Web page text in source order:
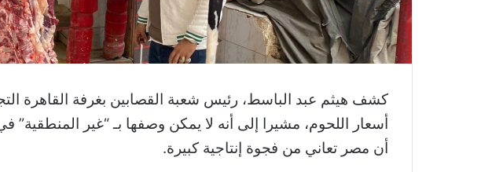
كشف هيثم عبد الباسط، رئيس شعبة القصابين بغرفة القاهرة
أسعار اللحوم، مشيرا إلى أنه لا يمكن وصفها بـ “غير
أن مصر تعاني من فجوة إنتاجية كبيرة.